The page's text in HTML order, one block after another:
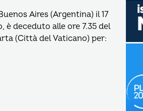
Aires (Argentina) il 17
è deceduto alle ore 7.35 del
(Città del Vaticano) per: